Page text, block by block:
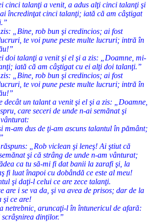
cinci talanţi a venit, a adus alţi cinci talanţi şi
încredinţat cinci talanţi; iată că am câştigat
„Bine, rob bun şi credincios; ai fost
te voi pune peste multe lucruri; intră în
doi talanţi a venit şi el şi a zis: „Doamne, mi-
iată că am câştigat cu ei alţi doi talanţi.”
„Bine, rob bun şi credincios; ai fost
te voi pune peste multe lucruri; intră în
decât un talant a venit şi el şi a zis: „Doamne,
care seceri de unde n-ai semănat şi
m-am dus de ţi-am ascuns talantul în pământ;
„Rob viclean şi leneş! Ai ştiut că
şi că strâng de unde n-am vânturat;
ca tu să-mi fi dat banii la zarafi şi, la
fi luat înapoi cu dobândă ce este al meu!
şi daţi-l celui ce are zece talanţi.
are i se va da, şi va avea de prisos; dar de la
şi ce are!
netrebnic, aruncaţi-l în întunericul de afară:
dinţilor.”